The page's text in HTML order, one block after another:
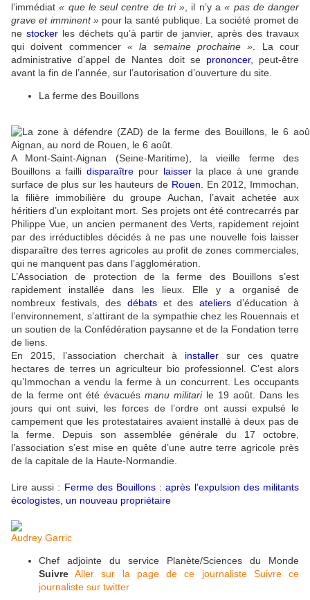
l’immédiat« que le seul centre de tri » , il n’y a« pas de danger
grave et imminent »pour la santé publique. La société promet de
ne stocker les déchets qu’à partir de janvier, après des travaux
qui doivent commencer « la semaine prochaine » . La cour
administrative d’appel de Nantes doit se prononcer, peut-être
avant la fin de l’année, sur l’autorisation d’ouverture du site.
La ferme des Bouillons
A Mont-Saint-Aignan (Seine-Maritime), la vieille ferme des
Bouillons a faillidisparaître pour laisser la place à une grande
surface de plus sur les hauteurs de Rouen
En 2012, Immochan,
la filière immobilière du groupe Auchan, l’avait achetée aux
héritiers d’un exploitant mort. Ses projets ont été contrecarrés par
Philippe Vue, un ancien permanent des Verts, rapidement rejoint
par des irréductibles décidés à ne pas une nouvelle fois laisser
disparaître des terres agricoles au profit de zones commerciales,
qui ne manquent pas dans l’agglomération.
L’Association de protection de la ferme des Bouillons s’est
rapidement installée dans les lieux. Elle y a organisé de
nombreux festivals, des débatset des ateliers d’éducation à
l’environnement, s’attirant de la sympathie chez les Rouennais et
un soutien de la Confédération paysanne et de la Fondation terre
de liens.
En 2015, l’association cherchait à
installer
sur ces quatre
hectares de terres un agriculteur bio professionnel. C’est alors
qu’Immochan a vendu la ferme à un concurrent. Les occupants
de la ferme ont été évacués manu militari le 19 août. Dans les
jours qui ont suivi, les forces de l’ordre ont aussi expulsé le
campement que les protestataires avaient installé à deux pas de
la ferme. Depuis son assemblée générale du 17 octobre,
l’association s’est mise en quête d’une autre terre agricole près
de la capitale de la Haute-Normandie.
Lire aussi : Ferme des Bouillons : après l’expulsion des militants
écologistes, un nouveau propriétaire
Audrey Garric
Chef adjointe du service Planète/Sciences du Monde
Suivre Aller sur la page de ce journaliste
Suivre ce
journaliste sur twitter